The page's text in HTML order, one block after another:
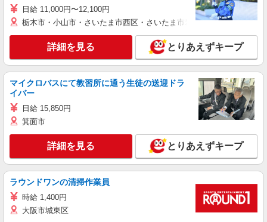
日給 11,000円〜12,100円
栃木市・小山市・さいたま市西区・さいたま市岩槻区・久喜市・蓮田
詳細を見る とりあえずキープ
マイクロバスにて教習所に通う生徒の送迎ドラ
イバー
日給 15,850円
箕面市
詳細を見る とりあえずキープ
ラウンドワンの清掃作業員
時給 1,400円
大阪市城東区